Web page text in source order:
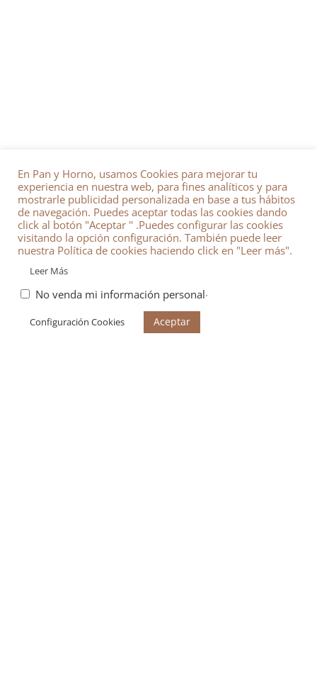
En Pan y Horno, usamos Cookies para mejorar tu
experiencia en nuestra web, para fines analíticos y para
mostrarle publicidad personalizada en base a tus hábitos
de navegación. Puedes aceptar todas las cookies dando
click al botón "Aceptar '' .Puedes configurar las cookies
visitando la opción configuración. También puede leer
nuestra Política de cookies haciendo click en "Leer más".
Leer Más
No venda mi información personal.
Configuración Cookies Aceptar